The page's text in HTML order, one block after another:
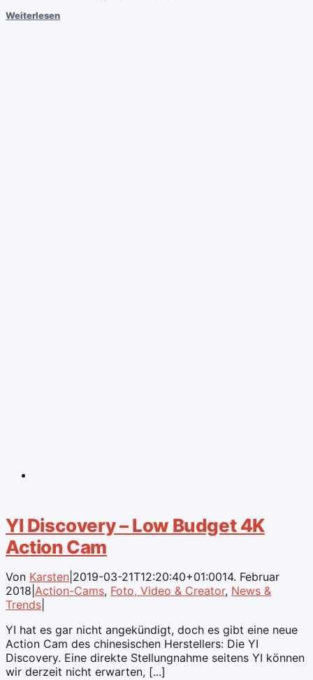
Weiterlesen
YI Discovery – Low Budget 4K
Action Cam
Von Karsten 2019-03-21T12:20:40+01:0014. Februar
2018 Action-Cams, Foto, Video & Creator, News &
Trends
YI hat es gar nicht angekündigt, doch es gibt eine neue
Action Cam des chinesischen Herstellers: Die YI
Discovery. Eine direkte Stellungnahme seitens YI können
wir derzeit nicht erwarten, [...]